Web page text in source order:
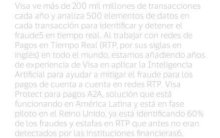
Visa ve más de 200 mil millones de transacciones
cada año y analiza 500 elementos de datos en
cada transacción para identificar y detener el
fraude5 en tiempo real. Al trabajar con redes de
Pagos en Tiempo Real (RTP, por sus siglas en
inglés) en todo el mundo, estamos añadiendo años
de experiencia de Visa en aplicar la Inteligencia
Artificial para ayudar a mitigar el fraude para los
pagos de cuenta a cuenta en redes RTP. Visa
Protect para pagos A2A, solución que está
funcionando en América Latina y está en fase
piloto en el Reino Unido, ya está identificando 60%
de los fraudes y estafas en RTP que antes no eran
detectados por las instituciones financieras6.